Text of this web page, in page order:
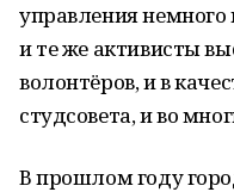
управления
и те же активисты
волонтёров, и в
студсовета, и во
В прошлом году